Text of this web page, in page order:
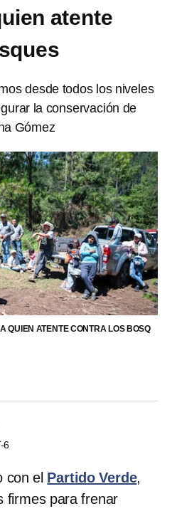
atente
desde todos los niveles
la conservación de
Gómez
QUIEN ATENTE CONTRA LOS BOSQ
6
con el Partido Verde,
firmes para frenar